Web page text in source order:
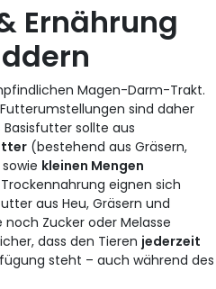
Ernährung
Magen-Darm-Trakt.
sind daher
sollte aus
(bestehend aus Gräsern,
kleinen Mengen
eignen sich
aus Heu, Gräsern und
Zucker oder Melasse
dass den Tieren jederzeit
steht – auch während des